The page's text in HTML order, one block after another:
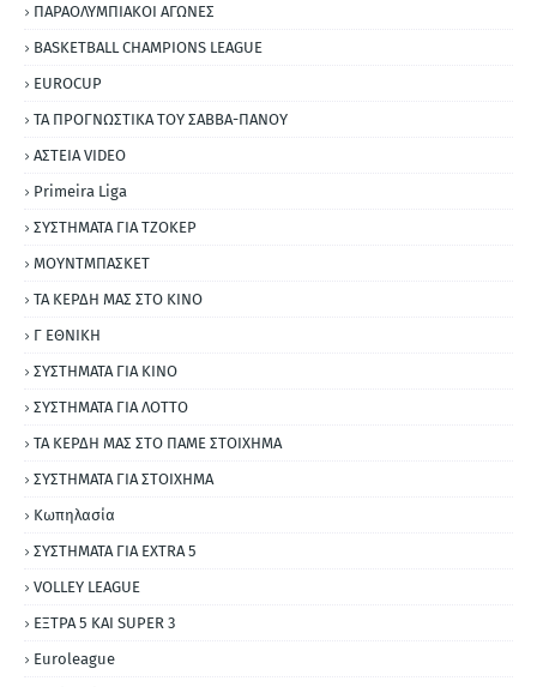
ΠΑΡΑΟΛΥΜΠΙΑΚΟΙ ΑΓΩΝΕΣ
BASKETBALL CHAMPIONS LEAGUE
EUROCUP
ΤΑ ΠΡΟΓΝΩΣΤΙΚΑ ΤΟΥ ΣΑΒΒΑ-ΠΑΝΟΥ
ΑΣΤΕΙΑ VIDEO
Primeira Liga
ΣΥΣΤΗΜΑΤΑ ΓΙΑ ΤΖΟΚΕΡ
ΜΟΥΝΤΜΠΑΣΚΕΤ
ΤΑ ΚΕΡΔΗ ΜΑΣ ΣΤΟ ΚΙΝΟ
Γ ΕΘΝΙΚΗ
ΣΥΣΤΗΜΑΤΑ ΓΙΑ ΚΙΝΟ
ΣΥΣΤΗΜΑΤΑ ΓΙΑ ΛΟΤΤΟ
ΤΑ ΚΕΡΔΗ ΜΑΣ ΣΤΟ ΠΑΜΕ ΣΤΟΙΧΗΜΑ
ΣΥΣΤΗΜΑΤΑ ΓΙΑ ΣΤΟΙΧΗΜΑ
Κωπηλασία
ΣΥΣΤΗΜΑΤΑ ΓΙΑ ΕΧΤRΑ 5
VOLLEY LEAGUE
ΕΞΤΡΑ 5 ΚΑΙ SUPER 3
Εuroleague